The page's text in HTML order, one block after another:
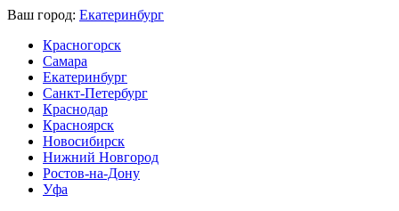
Ваш город: Екатеринбург
Красногорск
Самара
Екатеринбург
Санкт-Петербург
Краснодар
Красноярск
Новосибирск
Нижний Новгород
Ростов-на-Дону
Уфа